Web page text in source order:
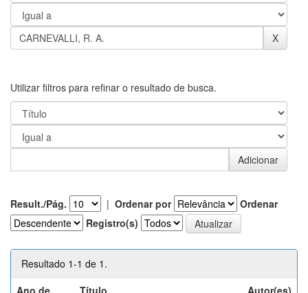
Utilizar filtros para refinar o resultado de busca.
Result./Pág. | Ordenar por
Ordenar
Registro(s)
Resultado 1-1 de 1.
Ano de
Título Autor(es)